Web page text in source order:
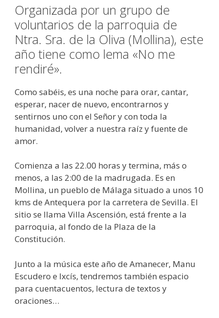
Organizada por un grupo de
voluntarios de la parroquia de
Ntra. Sra. de la Oliva (Mollina), este
año tiene como lema «No me
rendiré».
Como sabéis, es una noche para orar, cantar,
esperar, nacer de nuevo, encontrarnos y
sentirnos uno con el Señor y con toda la
humanidad, volver a nuestra raíz y fuente de
amor.
Comienza a las 22.00 horas y termina, más o
menos, a las 2:00 de la madrugada. Es en
Mollina, un pueblo de Málaga situado a unos 10
kms de Antequera por la carretera de Sevilla. El
sitio se llama Villa Ascensión, está frente a la
parroquia, al fondo de la Plaza de la
Constitución.
Junto a la música este año de Amanecer, Manu
Escudero e Ixcís, tendremos también espacio
para cuentacuentos, lectura de textos y
oraciones…